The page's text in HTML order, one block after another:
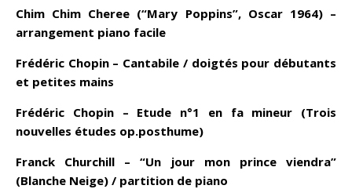
Chim Chim Cheree (“Mary Poppins”, Oscar 1964) –
arrangement piano facile
Frédéric Chopin – Cantabile / doigtés pour débutants
et petites mains
Frédéric Chopin – Etude n°1 en fa mineur (Trois
nouvelles études op.posthume)
Franck Churchill – “Un jour mon prince viendra”
(Blanche Neige) / partition de piano